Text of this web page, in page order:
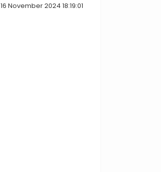
16 November 2024 18:19:01